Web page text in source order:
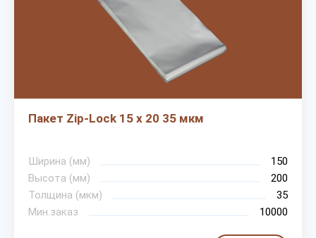
Пакет Zip-Lock 15 х 20 35 мкм
Ширина (мм)
150
Высота (мм)
200
Толщина (мкм)
35
Мин.заказ
10000